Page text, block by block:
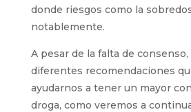
donde riesgos como la
notablemente.
A pesar de la falta de
diferentes recomendaciones
ayudarnos a tener un mayor
droga, como veremos a